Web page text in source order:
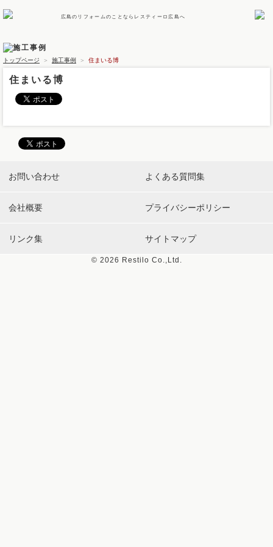
広島のリフォームのことならレスティーロ広島へ
トップページ ＞ 施工事例 ＞ 住まいる博
住まいる博
お問い合わせ よくある質問集
会社概要 プライバシーポリシー
リンク集 サイトマップ
© 2026 Restilo Co.,Ltd.